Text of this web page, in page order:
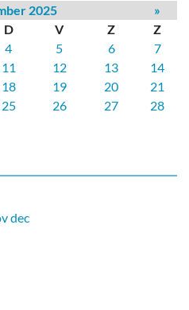
2025
»
D V Z
Z
4 5 6
7
11 12 13
14
18 19 20
21
25 26 27
28
dec